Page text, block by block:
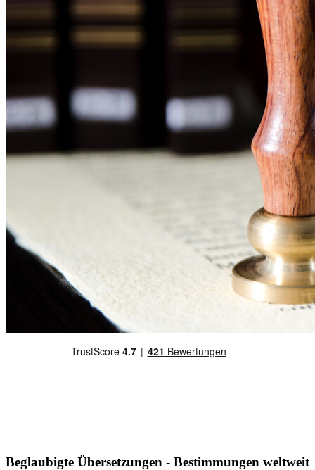
Beglaubigte Übersetzungen - Bestimmungen weltweit